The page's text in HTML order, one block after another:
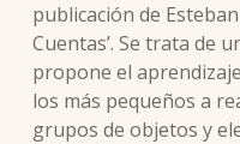
publicación de
Cuentas’. Se trata de
propone el
los más pequeños a
grupos de objetos y